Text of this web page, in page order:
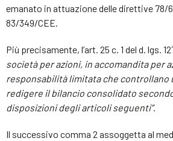
emanato in attuazione delle direttive 78/
83/349/CEE.
Più precisamente, l’art. 25 c. 1 del d. lgs.
società per azioni, in accomandita per
responsabilità limitata che controllano
redigere il bilancio consolidato
disposizioni degli articoli seguenti”.
Il successivo comma 2 assoggetta al